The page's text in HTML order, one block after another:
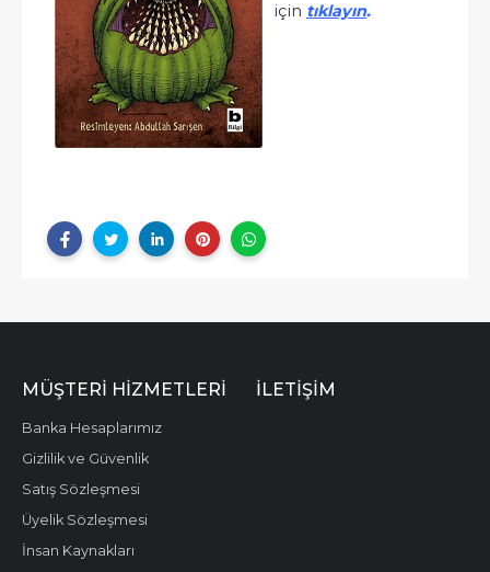
için tıklayın.
MÜŞTERI HIZMETLERI
Banka Hesaplarımız
Gizlilik ve Güvenlik
Satış Sözleşmesi
Üyelik Sözleşmesi
İnsan Kaynakları
İLETIŞIM